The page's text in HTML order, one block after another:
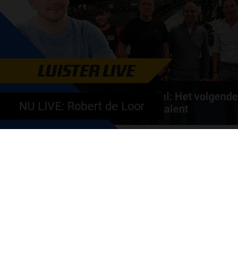
de redactie van Grand Prix Radio
Autosport aan Tafel: Het volgende
Nederlandse racetalent
LUISTER LIVE
NU LIVE: Robert de Loor